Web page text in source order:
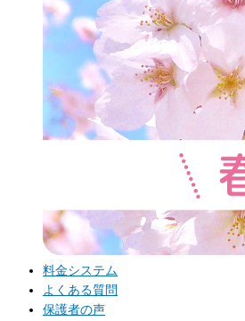
料金システム
よくある質問
保護者の声